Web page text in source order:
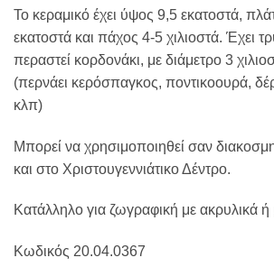
Το κεραμικό έχει ύψος 9,5 εκατοστά,
εκατοστά και πάχος 4-5 χιλιοστά. Έχει
περαστεί κορδονάκι, με διάμετρο 3
(περνάει κερόσπαγκος, ποντικοουρά,
κλπ)
Μπορεί να χρησιμοποιηθεί σαν
και στο Χριστουγεννιάτικο Δέντρο.
Κατάλληλο για ζωγραφική με ακρυλικά
Κωδικός 20.04.0367